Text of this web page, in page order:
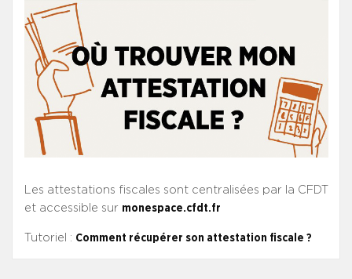
Les attestations fiscales sont centralisées par la CFDT
et accessible sur monespace.cfdt.fr
Tutoriel : Comment récupérer son attestation fiscale ?